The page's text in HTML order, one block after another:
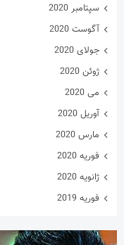
سپتامبر 2020
آگوست 2020
جولای 2020
ژوئن 2020
می 2020
آوریل 2020
مارس 2020
فوریه 2020
ژانویه 2020
فوریه 2019